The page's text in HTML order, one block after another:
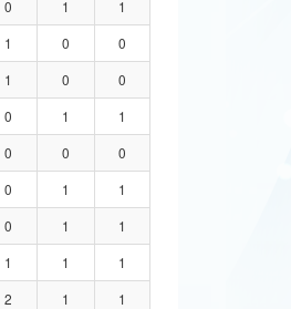
0 1
1
1 0
0
1 0
0
0 1
1
0 0
0
0 1
1
0 1
1
1 1
1
2 1
1